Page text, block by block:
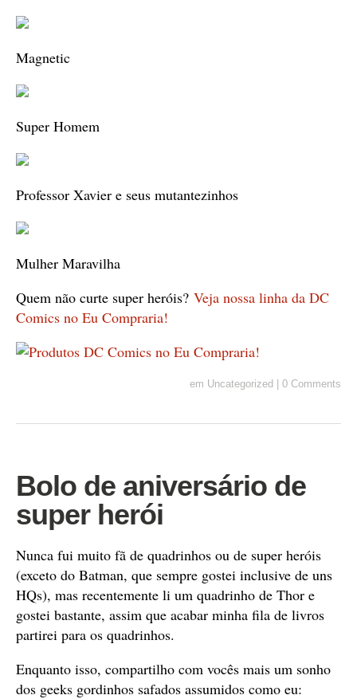
Magnetic
Super Homem
Professor Xavier e seus mutantezinhos
Mulher Maravilha
Quem não curte super heróis? Veja nossa linha da DC
Comics no Eu Compraria!
em Uncategorized 0 Comments
Bolo de aniversário de
super herói
Nunca fui muito fã de quadrinhos ou de super heróis
(exceto do Batman, que sempre gostei inclusive de uns
HQs), mas recentemente li um quadrinho de Thor e
gostei bastante, assim que acabar minha fila de livros
partirei para os quadrinhos.
Enquanto isso, compartilho com vocês mais um sonho
dos geeks gordinhos safados assumidos como eu: